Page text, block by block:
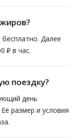
Далее
₽ в час.
поездку?
день
размер и условия